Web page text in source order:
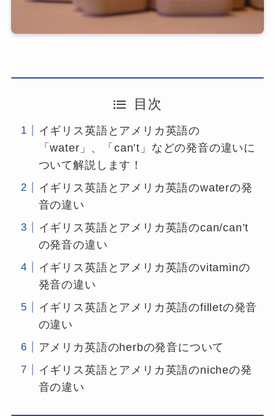
目次
イギリス英語とアメリカ英語の
「water」、「can’t」などの発音の違いに
ついて解説します！
イギリス英語とアメリカ英語のwaterの発
音の違い
イギリス英語とアメリカ英語のcan/can’t
の発音の違い
イギリス英語とアメリカ英語のvitaminの
発音の違い
イギリス英語とアメリカ英語のfilletの発音
の違い
アメリカ英語のherbの発音について
イギリス英語とアメリカ英語のnicheの発
音の違い